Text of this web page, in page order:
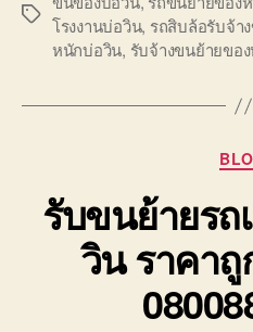
Tagsโรงงานบ่อวิน, รถสิบล้อรับจ้า
หนักบ่อวิน, รับจ้างขนย้ายขอ
รับขนย้ายรถ
วิน ราคา